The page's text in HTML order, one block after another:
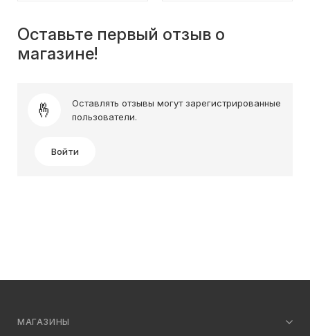
Оставьте первый отзыв о
магазине!
Оставлять отзывы могут зарегистрированные
пользователи.
Войти
МАГАЗИНЫ